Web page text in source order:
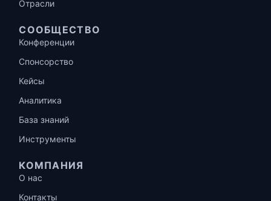
Отрасли
СООБЩЕСТВО
Конференции
Спонсорство
Кейсы
Аналитика
База знаний
Инструменты
КОМПАНИЯ
О нас
Контакты